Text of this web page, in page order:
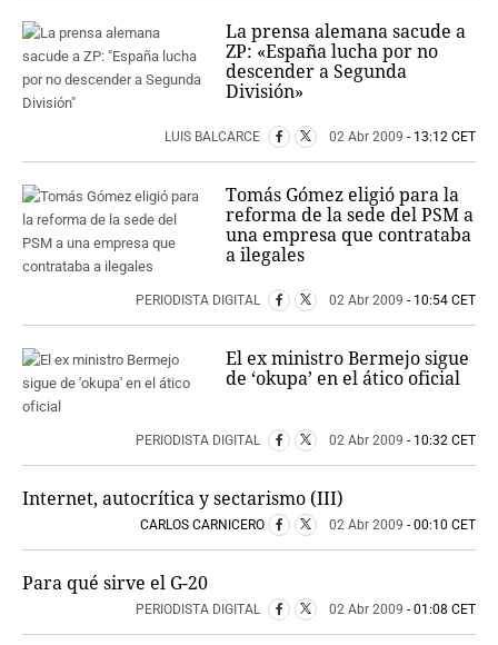
OFERTAS
CLUB PD
ENLACES
MEDIOS
MÁS SERVICIOS
EDICIONES
AMÉRICA
ESPAÑA
La prensa alemana sacude a
ZP: «España lucha por no
descender a Segunda
División»
LUIS BALCARCE 02 Abr 2009 - 13:12 CET
Tomás Gómez eligió para la
reforma de la sede del PSM a
una empresa que contrataba
a ilegales
PERIODISTA DIGITAL 02 Abr 2009 - 10:54 CET
El ex ministro Bermejo sigue
de ‘okupa’ en el ático oficial
PERIODISTA DIGITAL 02 Abr 2009 - 10:32 CET
Internet, autocrítica y sectarismo (III)
CARLOS CARNICERO 02 Abr 2009 - 00:10 CET
Para qué sirve el G-20
PERIODISTA DIGITAL 02 Abr 2009 - 01:08 CET